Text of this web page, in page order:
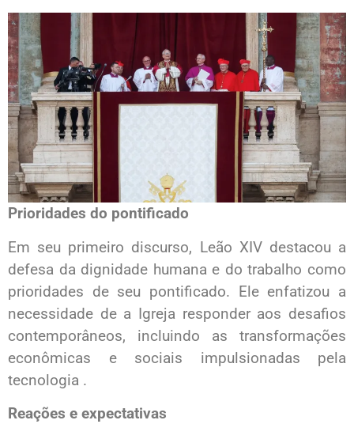
Prioridades do pontificado
Em seu primeiro discurso, Leão XIV destacou a
defesa da dignidade humana e do trabalho como
prioridades de seu pontificado. Ele enfatizou a
necessidade de a Igreja responder aos desafios
contemporâneos, incluindo as transformações
econômicas e sociais impulsionadas pela
tecnologia .
Reações e expectativas